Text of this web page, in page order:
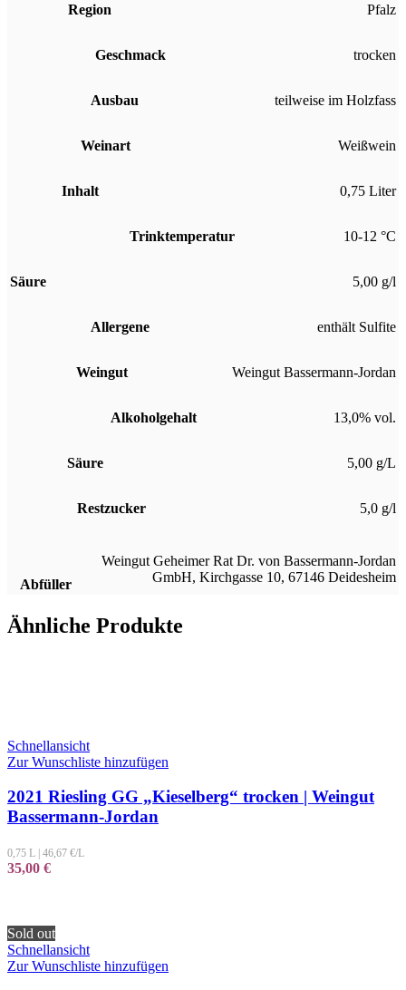
Region Pfalz
Geschmack trocken
Ausbau teilweise im Holzfass
Weinart Weißwein
Inhalt 0,75 Liter
Trinktemperatur 10-12 °C
Säure 5,00 g/l
Allergene enthält Sulfite
Weingut Weingut Bassermann-Jordan
Alkoholgehalt 13,0% vol.
Säure 5,00 g/L
Restzucker 5,0 g/l
Abfüller
Weingut Geheimer Rat Dr. von Bassermann-Jordan
GmbH, Kirchgasse 10, 67146 Deidesheim
Ähnliche Produkte
Schnellansicht
Zur Wunschliste hinzufügen
2021 Riesling GG „Kieselberg“ trocken | Weingut
Bassermann-Jordan
0,75 L 46,67 €/L
35,00 €
Sold out
Schnellansicht
Zur Wunschliste hinzufügen